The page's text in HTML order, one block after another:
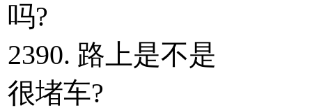
吗?
2390. 路上是不是
很堵车?